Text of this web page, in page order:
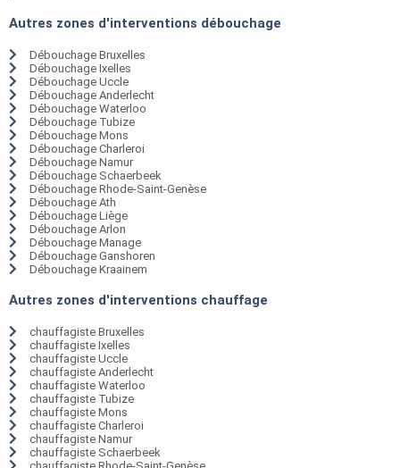
Autres zones d'interventions débouchage
Débouchage Bruxelles
Débouchage Ixelles
Débouchage Uccle
Débouchage Anderlecht
Débouchage Waterloo
Débouchage Tubize
Débouchage Mons
Débouchage Charleroi
Débouchage Namur
Débouchage Schaerbeek
Débouchage Rhode-Saint-Genèse
Débouchage Ath
Débouchage Liège
Débouchage Arlon
Débouchage Manage
Débouchage Ganshoren
Débouchage Kraainem
Autres zones d'interventions chauffage
chauffagiste Bruxelles
chauffagiste Ixelles
chauffagiste Uccle
chauffagiste Anderlecht
chauffagiste Waterloo
chauffagiste Tubize
chauffagiste Mons
chauffagiste Charleroi
chauffagiste Namur
chauffagiste Schaerbeek